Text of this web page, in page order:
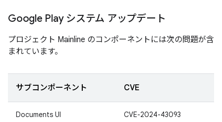
Google Play システム アップデート
プロジェクト Mainline のコンポーネントには次の問題が含
まれています。
サブコンポーネント CVE
Documents UI CVE-2024-43093